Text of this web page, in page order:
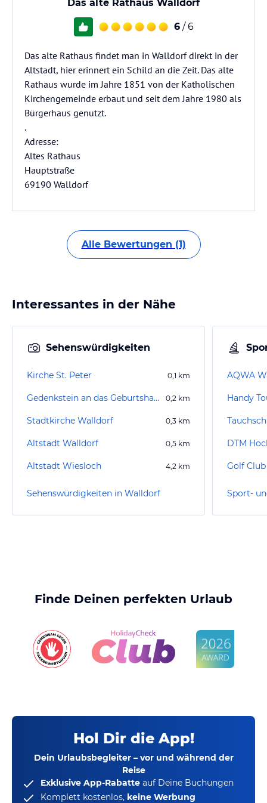
Das alte Rathaus Walldorf
6 / 6
Das alte Rathaus findet man in Walldorf direkt in der
Altstadt, hier erinnert ein Schild an die Zeit. Das alte
Rathaus wurde im Jahre 1851 von der Katholischen
Kirchengemeinde erbaut und seit dem Jahre 1980 als
Bürgerhaus genutzt.
.
Adresse:
Altes Rathaus
Hauptstraße
69190 Walldorf
Alle Bewertungen (1)
Interessantes in der Nähe
Sehenswürdigkeiten
Kirche St. Peter 0,1 km
Gedenkstein an das Geburtshaus von Johann Jakob Astor 0,2 km
Stadtkirche Walldorf 0,3 km
Altstadt Walldorf 0,5 km
Altstadt Wiesloch 4,2 km
Sehenswürdigkeiten in Walldorf
AQWA
Handy
DTM
Golf Club
Finde Deinen perfekten Urlaub
Hol Dir die App!
Dein Urlaubsbegleiter – vor und während der
Reise
Exklusive App-Rabatte auf Deine Buchungen
Komplett kostenlos, keine Werbung